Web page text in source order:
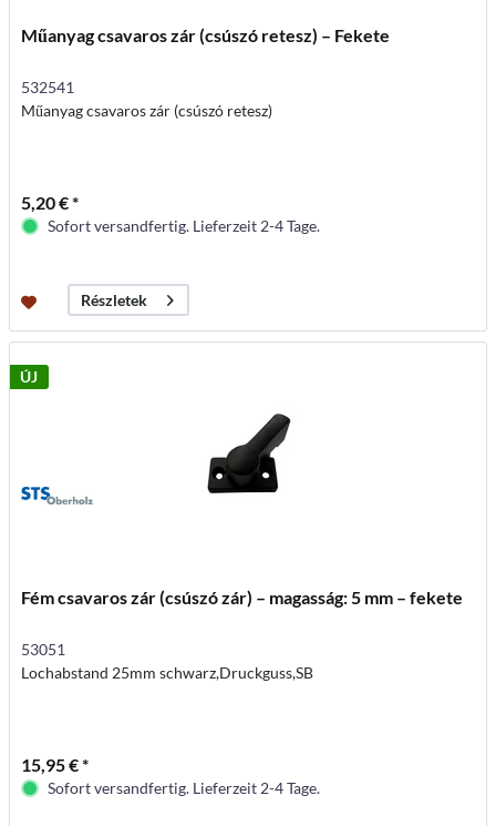
Műanyag csavaros zár (csúszó retesz) – Fekete
532541
Műanyag csavaros zár (csúszó retesz)
5,20 € *
Sofort versandfertig. Lieferzeit 2-4 Tage.
Részletek
ÚJ
Fém csavaros zár (csúszó zár) – magasság: 5 mm – fekete
53051
Lochabstand 25mm schwarz,Druckguss,SB
15,95 € *
Sofort versandfertig. Lieferzeit 2-4 Tage.